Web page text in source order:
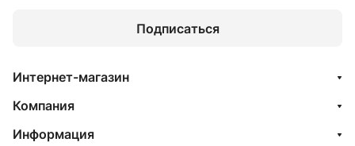
Подписаться
Интернет-магазин
Компания
Информация